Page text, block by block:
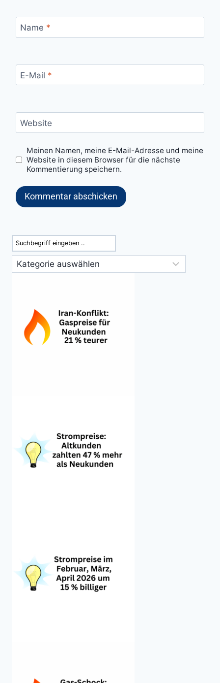
Name *
E-Mail *
Website
Meinen Namen, meine E-Mail-Adresse und meine
Website in diesem Browser für die nächste
Kommentierung speichern.
Suchen
Kategorien